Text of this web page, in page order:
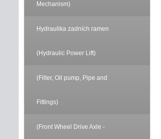
Mechanism)
Hydraulika zadních ramen
(Hydraulic Power Lift)
(Filter, Oil pump, Pipe and
Fittings)
(Front Wheel Drive Axle -